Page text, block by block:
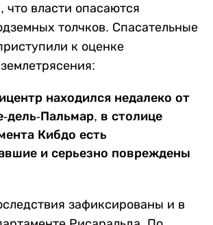
что власти опасаются
толчков. Спасательные
к оценке
находился недалеко от
дель-Пальмар, в столице
Кибдо есть
и серьезно повреждены
зафиксированы и в